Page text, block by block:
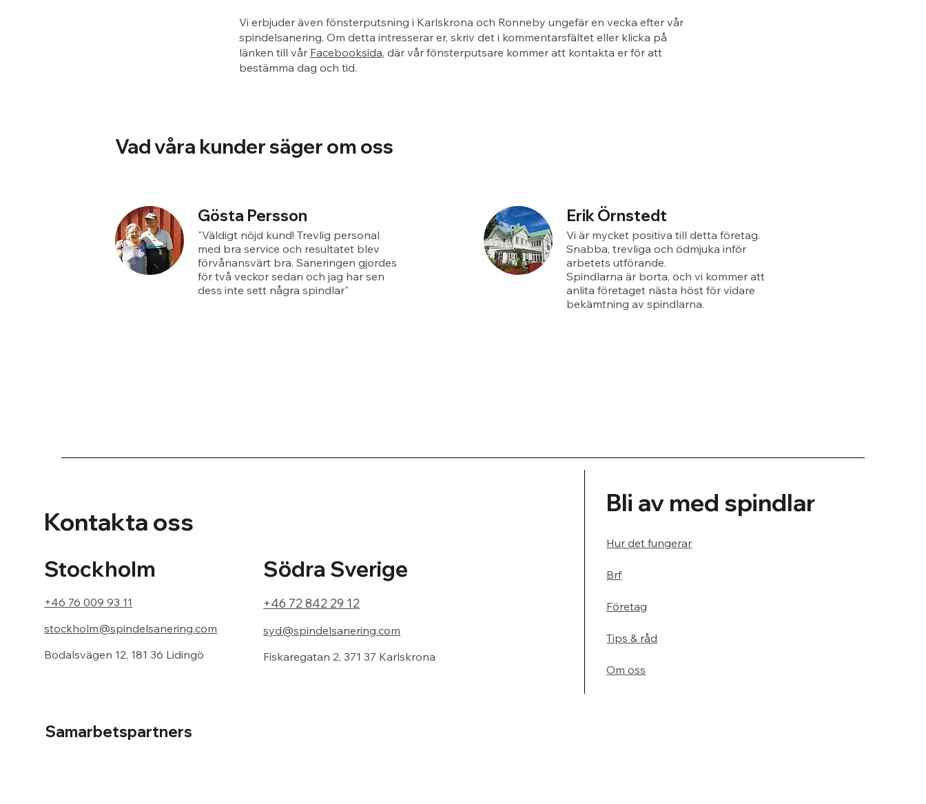
Vi erbjuder även fönsterputsning i Karlskrona och Ronneby ungefär en vecka efter vår
spindelsanering. Om detta intresserar er, skriv det i kommentarsfältet eller klicka på
länken till vår Facebooksida, där vår fönsterputsare kommer att kontakta er för att
bestämma dag och tid.
Vad våra kunder säger om oss
Gösta Persson
"Väldigt nöjd kund! Trevlig personal
med bra service och resultatet blev
förvånansvärt bra. Saneringen gjordes
för två veckor sedan och jag har sen
dess inte sett några spindlar"
Erik Örnstedt
Vi är mycket positiva till detta företag.
Snabba, trevliga och ödmjuka inför
arbetets utförande.
Spindlarna är borta, och vi kommer att
anlita företaget nästa höst för vidare
bekämtning av spindlarna.
Kontakta oss
Bli av med spindlar
Hur det fungerar
Brf
Företag
Tips & råd
Om oss
syd@spindelsanering.com
Södra Sverige
+46 72 842 29 12
Fiskaregatan 2, 371 37 Karlskrona
stockholm@spindelsanering.com
Stockholm
+46 76 009 93 11
Bodalsvägen 12, 181 36 Lidingö
Samarbetspartners